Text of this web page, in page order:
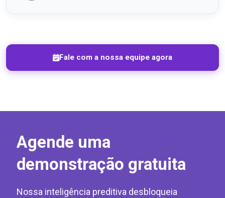
Fale com a nossa equipe agora
Agende uma
demonstração gratuita
Nossa inteligência preditiva desbloqueia